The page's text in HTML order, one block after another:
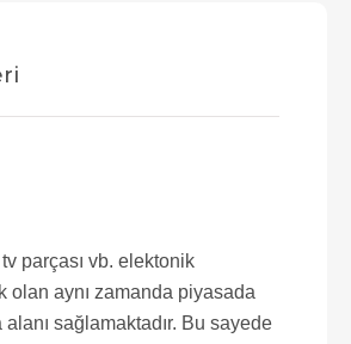
parçası vb. elektonik
olan aynı zamanda piyasada
sağlamaktadır. Bu sayede